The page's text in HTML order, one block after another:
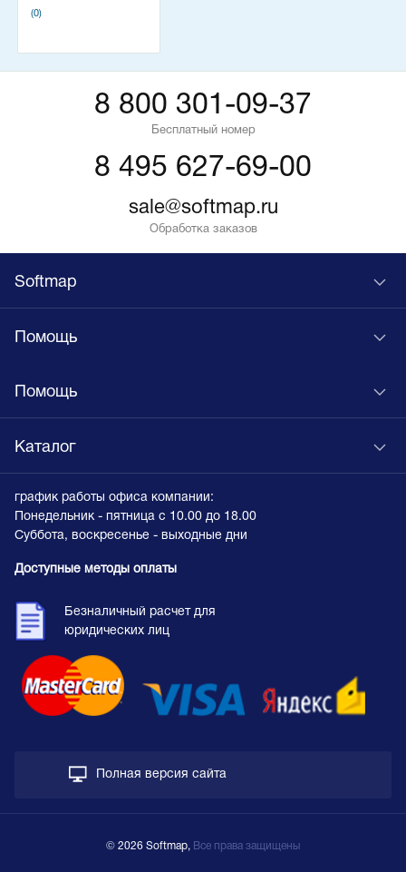
(0)
8 800 301-09-37
Бесплатный номер
8 495 627-69-00
sale@softmap.ru
Обработка заказов
Softmap
Помощь
Помощь
Каталог
график работы офиса компании:
Понедельник - пятница с 10.00 до 18.00
Суббота, воскресенье - выходные дни
Доступные методы оплаты
Безналичный расчет для
юридических лиц
Полная версия сайта
© 2026 Softmap, Все права защищены